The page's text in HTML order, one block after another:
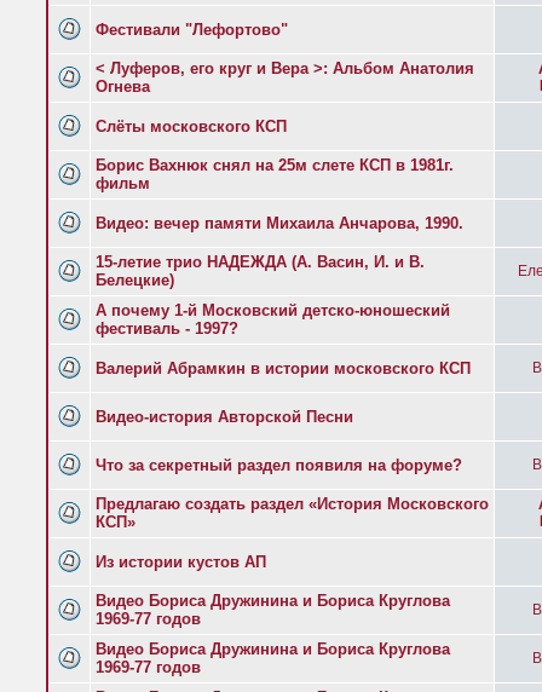
Фестивали "Лефортово"
< Луферов, его круг и Вера >: Альбом Анатолия
Огнева
Слёты московского КСП
Борис Вахнюк снял на 25м слете КСП в 1981г.
фильм
Видео: вечер памяти Михаила Анчарова, 1990.
15-летие трио НАДЕЖДА (А. Васин, И. и В.
Белецкие)
А почему 1-й Московский детско-юношеский
фестиваль - 1997?
Валерий Абрамкин в истории московского КСП
Видео-история Авторской Песни
Что за секретный раздел появиля на форуме?
Предлагаю создать раздел «История Московского
КСП»
Из истории кустов АП
Видео Бориса Дружинина и Бориса Круглова
1969-77 годов
Видео Бориса Дружинина и Бориса Круглова
1969-77 годов